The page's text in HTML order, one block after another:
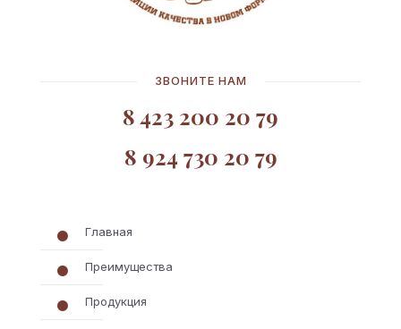
ЗВОНИТЕ НАМ
8 423 200 20 79
8 924 730 20 79
Главная
Преимущества
Продукция